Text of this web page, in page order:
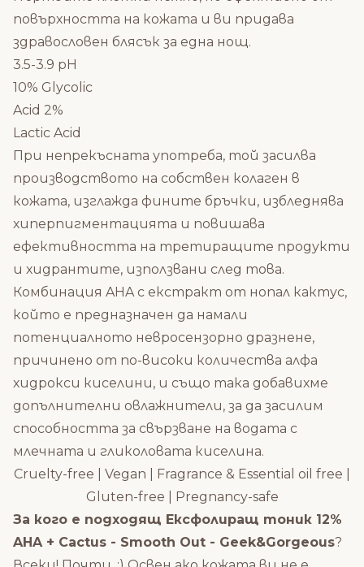
повърхността на кожата и ви придава
здравословен блясък за една нощ.
3.5-3.9 pH
10% Glycolic
Acid 2%
Lactic Acid
При непрекъсната употреба, той засилва
производството на собствен колаген в
кожата, изглажда фините бръчки, избледнява
хиперпигментацията и повишава
ефективността на третиращите продукти
и хидрантите, използвани след това.
Комбинация AHA с екстракт от нопал кактус,
който е предназначен да намали
потенциалното невросензорно дразнене,
причинено от по-високи количества алфа
хидрокси киселини, и също така добавихме
допълнителни овлажнители, за да засилим
способността за свързване на водата с
млечната и гликоловата киселина.
Cruelty-free | Vegan | Fragrance & Essential oil free |
Gluten-free | Pregnancy-safe
За кого е подходящ Ексфолиращ тоник 12%
AHA + Cactus - Smooth Out - Geek&Gorgeous?